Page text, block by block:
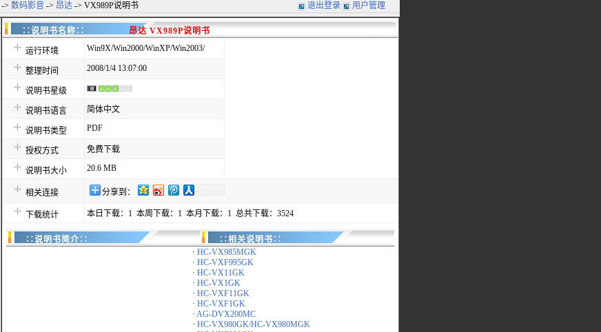
-> 数码影音 -> 昂达 -> VX989P说明书 退出登录 用户管理
∷说明书名称∷ 昂达 VX989P说明书
运行环境 Win9X/Win2000/WinXP/Win2003/
整理时间 2008/1/4 13:07:00
说明书星级
说明书语言 简体中文
说明书类型 PDF
授权方式 免费下载
说明书大小 20.6 MB
相关连接 分享到：
下载统计 本日下载：1 本周下载：1 本月下载：1 总共下载：3524
∷说明书简介∷
∷相关说明书∷
· HC-VX985MGK
· HC-VXF995GK
· HC-VX11GK
· HC-VX1GK
· HC-VXF11GK
· HC-VXF1GK
· AG-DVX200MC
· HC-VX980GK/HC-VX980MGK